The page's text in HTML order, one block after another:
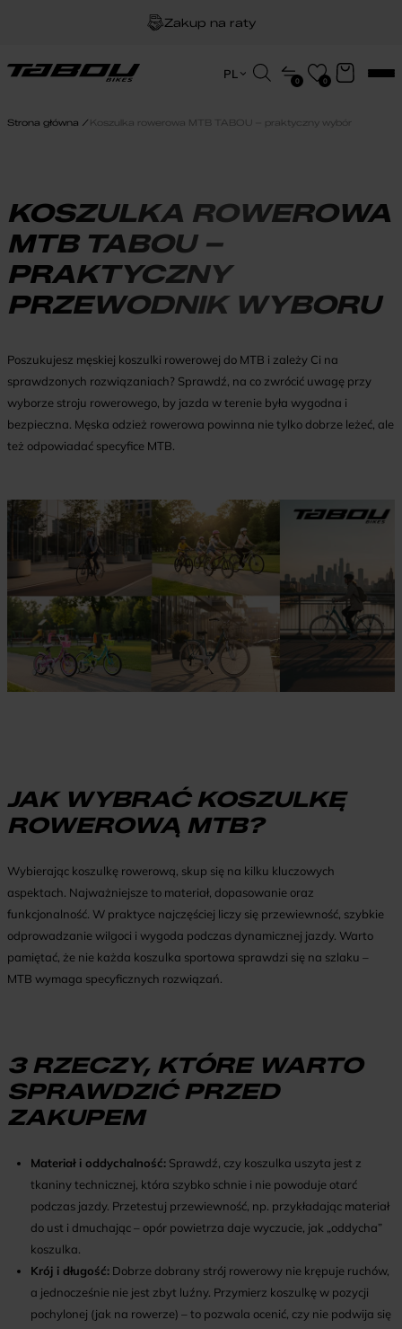
Zakup na raty
Dożywotnia gwarancja na ramę
PL
HU
Wyszukiwarka
produktów
0 0
Strona główna Koszulka rowerowa MTB TABOU – praktyczny wybór
KOSZULKA ROWEROWA
MTB TABOU –
PRAKTYCZNY
PRZEWODNIK WYBORU
Poszukujesz męskiej koszulki rowerowej do MTB i zależy Ci na
sprawdzonych rozwiązaniach? Sprawdź, na co zwrócić uwagę przy
wyborze stroju rowerowego, by jazda w terenie była wygodna i
bezpieczna. Męska odzież rowerowa powinna nie tylko dobrze leżeć, ale
też odpowiadać specyfice MTB.
JAK WYBRAĆ KOSZULKĘ
ROWEROWĄ MTB?
Wybierając koszulkę rowerową, skup się na kilku kluczowych
aspektach. Najważniejsze to materiał, dopasowanie oraz
funkcjonalność. W praktyce najczęściej liczy się przewiewność, szybkie
odprowadzanie wilgoci i wygoda podczas dynamicznej jazdy. Warto
pamiętać, że nie każda koszulka sportowa sprawdzi się na szlaku –
MTB wymaga specyficznych rozwiązań.
3 RZECZY, KTÓRE WARTO
SPRAWDZIĆ PRZED
ZAKUPEM
Materiał i oddychalność: Sprawdź, czy koszulka uszyta jest z
tkaniny technicznej, która szybko schnie i nie powoduje otarć
podczas jazdy. Przetestuj przewiewność, np. przykładając materiał
do ust i dmuchając – opór powietrza daje wyczucie, jak „oddycha”
koszulka.
Krój i długość: Dobrze dobrany strój rowerowy nie krępuje ruchów,
a jednocześnie nie jest zbyt luźny. Przymierz koszulkę w pozycji
pochylonej (jak na rowerze) – to pozwala ocenić, czy nie podwija się